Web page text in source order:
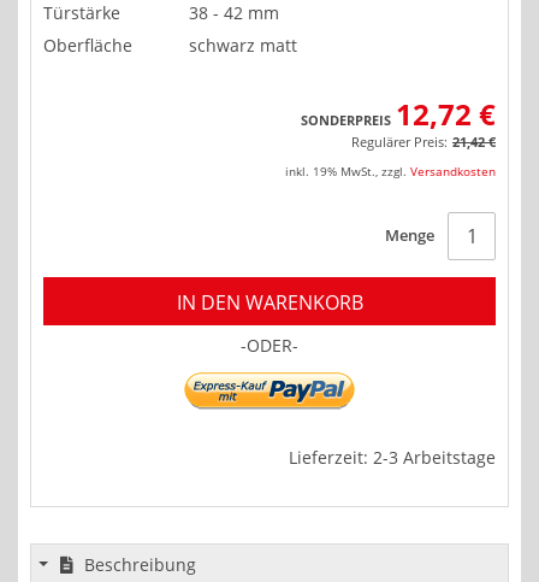
Türstärke
38 - 42 mm
Oberfläche
schwarz matt
SONDERPREIS 12,72 €
Regulärer Preis: 21,42 €
inkl. 19% MwSt., zzgl. Versandkosten
Menge
IN DEN WARENKORB
-ODER-
Lieferzeit: 2-3 Arbeitstage
Beschreibung